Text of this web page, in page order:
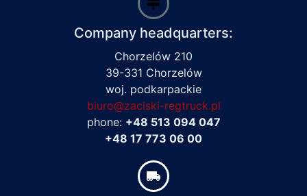
Company headquarters:
Chorzelów 210
39-331 Chorzelów
woj. podkarpackie
biuro@zaciski-regtruck.pl
phone: +48 513 094 047
+48 17 773 06 00